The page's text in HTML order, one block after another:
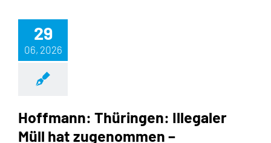
29
06, 2026
Hoffmann: Thüringen: Illegaler
Müll hat zugenommen –